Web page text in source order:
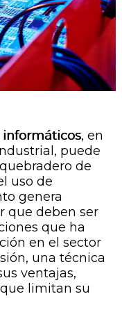
informáticos, en
puede
de
uso de
genera
que deben ser
que ha
en el sector
una técnica
ventajas,
limitan su